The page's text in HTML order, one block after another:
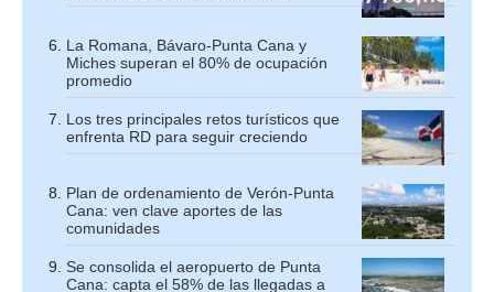
La Romana, Bávaro-Punta Cana y
Miches superan el 80% de ocupación
promedio
Los tres principales retos turísticos que
enfrenta RD para seguir creciendo
Plan de ordenamiento de Verón-Punta
Cana: ven clave aportes de las
comunidades
Se consolida el aeropuerto de Punta
Cana: capta el 58% de las llegadas a